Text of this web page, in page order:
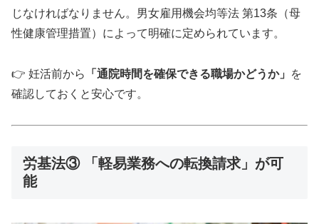
じなければなりません。男女雇用機会均等法 第13条（母
性健康管理措置）によって明確に定められています。
👉 妊活前から 「通院時間を確保できる職場かどうか」
を
確認しておくと安心です。
労基法③ 「軽易業務への転換請求」が可
能